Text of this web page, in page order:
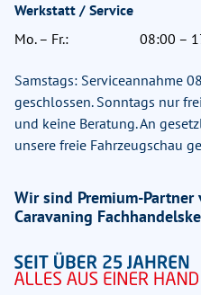
Werkstatt / Service
Mo. – Fr.:
08:00 –
Samstags: Serviceannahme
geschlossen. Sonntags nur
und keine Beratung. An
unsere freie Fahrzeugschau
Wir sind Premium-
Caravaning